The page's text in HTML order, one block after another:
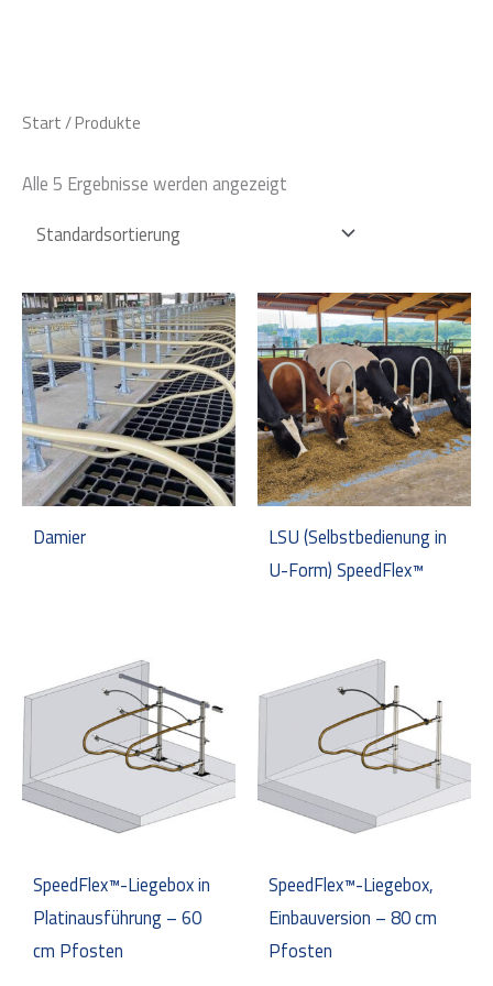
Start/ Produkte
Alle 5 Ergebnisse werden angezeigt
Damier
LSU (Selbstbedienung in
U-Form) SpeedFlex™
SpeedFlex™-Liegebox in
Platinausführung – 60
cm Pfosten
SpeedFlex™-Liegebox,
Einbauversion – 80 cm
Pfosten